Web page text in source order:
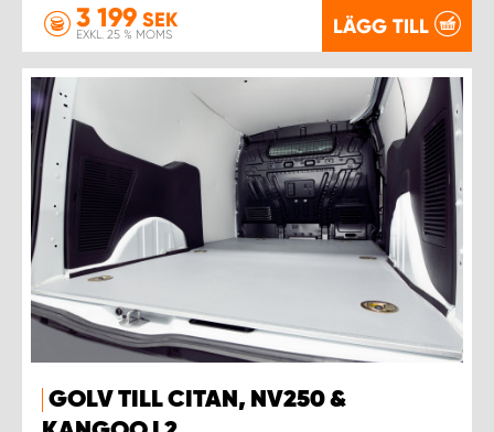
3 199 SEK
EXKL. 25 % MOMS LÄGG TILL
GOLV TILL CITAN, NV250 &